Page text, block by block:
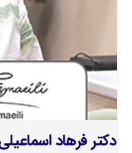
دکتر فرهاد